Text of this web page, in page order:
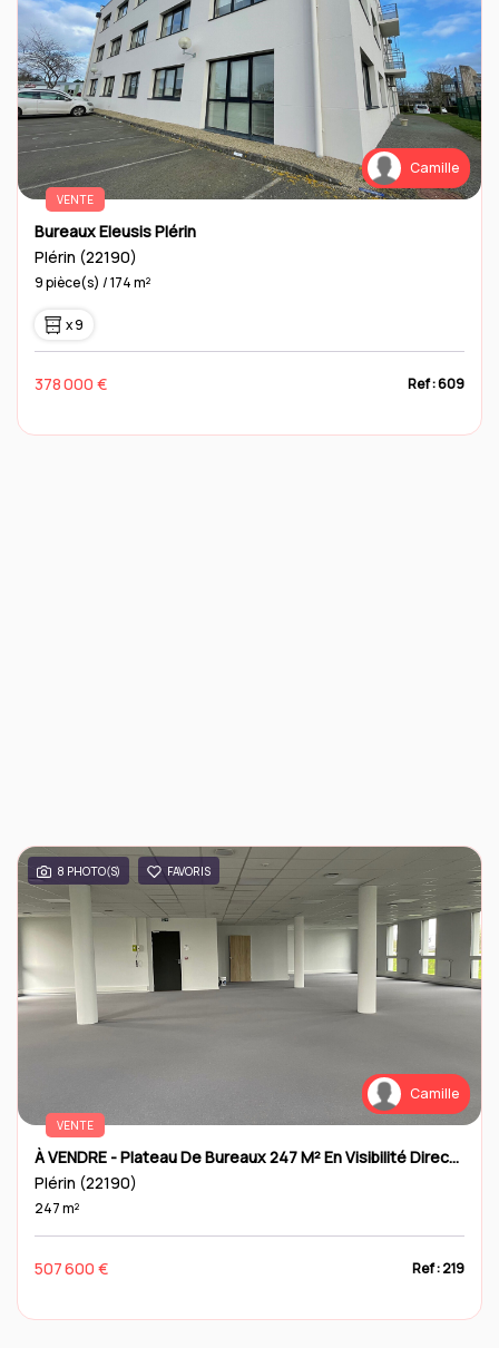
Camille
VENTE
Bureaux Eleusis Plérin
Plérin (22190)
9 pièce(s) / 174 m²
x 9
378 000 € Ref : 609
8 PHOTO(S) FAVORIS
Camille
VENTE
À VENDRE - Plateau De Bureaux 247 M² En Visibilité Directe Sur La RN12
Plérin (22190)
247 m²
507 600 € Ref : 219